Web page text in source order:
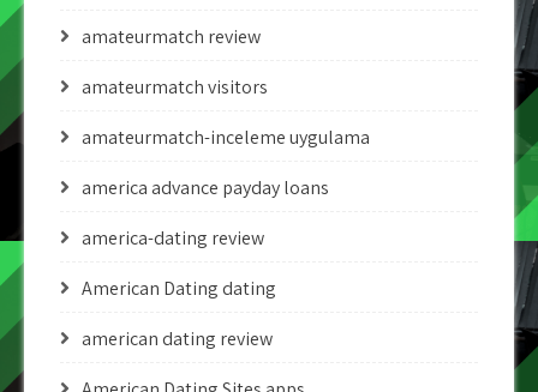
amateurmatch review
amateurmatch visitors
amateurmatch-inceleme uygulama
america advance payday loans
america-dating review
American Dating dating
american dating review